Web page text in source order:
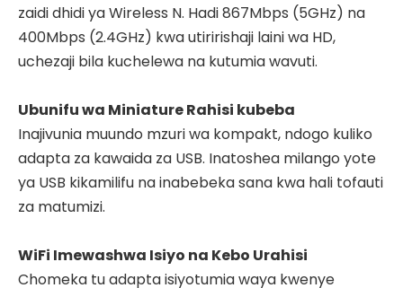
zaidi dhidi ya Wireless N. Hadi 867Mbps (5GHz) na
400Mbps (2.4GHz) kwa utiririshaji laini wa HD,
uchezaji bila kuchelewa na kutumia wavuti.
Ubunifu wa Miniature Rahisi kubeba
Inajivunia muundo mzuri wa kompakt, ndogo kuliko
adapta za kawaida za USB. Inatoshea milango yote
ya USB kikamilifu na inabebeka sana kwa hali tofauti
za matumizi.
WiFi Imewashwa Isiyo na Kebo Urahisi
Chomeka tu adapta isiyotumia waya kwenye